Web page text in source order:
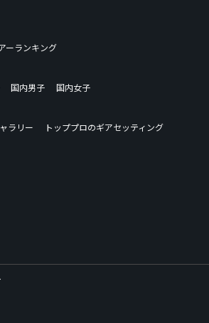
ーランキング
国内男子
国内女子
ラリー
トッププロのギアセッティング